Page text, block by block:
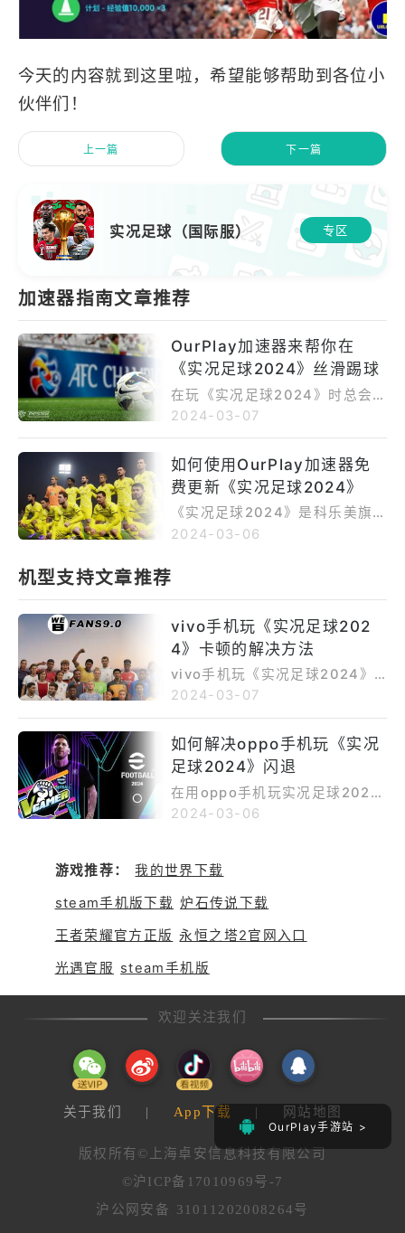
OurPlay手游站 >
今天的内容就到这里啦，希望能够帮助到各位小
伙伴们！
上一篇 下一篇
实况足球（国际服） 专区
加速器指南文章推荐
OurPlay加速器来帮你在
《实况足球2024》丝滑踢球
在玩《实况足球2024》时总会
碰到网络卡顿，他总是在我们进
怒之下将《实况足球2024》直
接卸载，但是现在，你们的救星-
OurPlay加速器来啦，OurPlay
加速器作为一款免费的加速器，
完美进球吧！
2024-03-07
如何使用OurPlay加速器免
费更新《实况足球2024》
《实况足球2024》是科乐美旗
下的一款足球运动游戏。2024
游戏，我们该如何使用OurPlay
加速器免费更新呢，别急，马上
告诉你。
2024-03-06
机型支持文章推荐
vivo手机玩《实况足球202
4》卡顿的解决方法
vivo手机玩《实况足球2024》
卡顿，可能存在以下原因： 1、
戏过程中容易出现操作延迟、卡
顿，建议更换稳定网络后尝试。
2、建议您注意查看该款游戏的运
行软硬件要求。若手机不符合大
您适当下调游戏帧率、高清显示
您关闭暂时不需要使用的后台应
议您将游戏应用和系统版本升级
到最新版本后再次尝试。 7、建
议您关闭省电模式（设置 > 电池
> 省电模式/超级省电），并保持
电量充足（20%以上）。省电模
性能以节省电量。
2024-03-07
如何解决oppo手机玩《实况
足球2024》闪退
在用oppo手机玩实况足球2024
的时候，时常会出现闪退的情
区游戏，游戏文件缺失，硬件配
们看看各种情况的具体解决方
法。
2024-03-06
游戏推荐：
我的世界下载
steam手机版下载 炉石传说下载
王者荣耀官方正版 永恒之塔2官网入口
光遇官服 steam手机版
欢迎关注我们
关于我们 | App下载 | 网站地图
版权所有©上海卓安信息科技有限公司
©沪ICP备17010969号-7
沪公网安备 31011202008264号